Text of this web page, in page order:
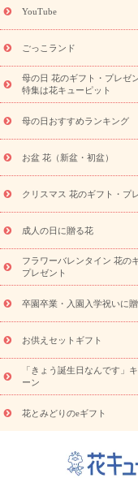
ギフト
用途から探す お祝
一覧
お祝い
結婚記念日
結婚祝い
祝い・長寿祝い
プチギ
元・暑中見舞い
敬老の
お供え
お供え・お悔
十九日法要以降に贈る花
お盆（新盆・初盆）
プリザーブドフラワー
蘭・花鉢
ミディ胡蝶蘭
の青色胡蝶蘭
観葉植
ドフラワー
お祝い
ミオーダー
プチギフ
eギフト
花キューピッ
レンジ
レッド お花
算から探す
お祝い
お祝い・5000円～
お供え・お悔やみ
悔やみ・5000円～ お
やみ・10000円～
花キューピッ
YouTube
ごっこランド
母の日 花のギフト・プレゼ
特集は花キューピット
母の日おすすめランキング
お盆 花（新盆・初盆）
クリスマス 花のギフト・プ
成人の日に贈る花
フラワーバレンタイン 花の
プレゼント
卒園卒業・入園入学祝いに
お供えセットギフト
「きょう誕生日なんです」
ーン
花とみどりのeギフト